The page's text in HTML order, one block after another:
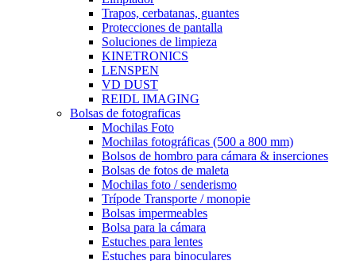
Trapos, cerbatanas, guantes
Protecciones de pantalla
Soluciones de limpieza
KINETRONICS
LENSPEN
VD DUST
REIDL IMAGING
Bolsas de fotograficas
Mochilas Foto
Mochilas fotográficas (500 a 800 mm)
Bolsos de hombro para cámara & inserciones
Bolsas de fotos de maleta
Mochilas foto / senderismo
Trípode Transporte / monopie
Bolsas impermeables
Bolsa para la cámara
Estuches para lentes
Estuches para binoculares